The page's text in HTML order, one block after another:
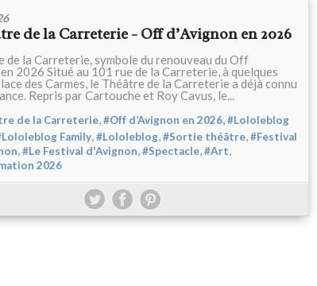
de la Carreterie - Off d’Avignon en 2026
de la Carreterie, symbole du renouveau du Off
en 2026 Situé au 101 rue de la Carreterie, à quelques
des Carmes, le Théâtre de la Carreterie a déjà connu
Repris par Cartouche et Roy Cavus, le...
de la Carreterie,#Off d’Avignon en 2026,#Lololeblog
Family,#Lololeblog,#Sortie théâtre,#Festival
,#Le Festival d'Avignon,#Spectacle,#Art,
2026